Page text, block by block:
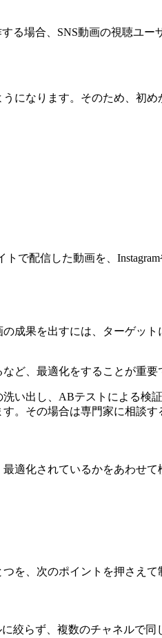
る場合、SNS動画の視聴ユ
になります。そのため、初
で配信した動画を、
成果を出すには、ターゲッ
ど、最適化をすることが重要
い出し、ABテストによる検
。その場合は専門家に相談す
適化されているかをあわせ
を、次のポイントを押さえて
絞らず、複数のチャネルで